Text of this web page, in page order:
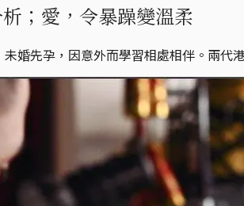
；愛，令暴躁變溫柔
婚先孕，因意外而學習相處相伴。兩代